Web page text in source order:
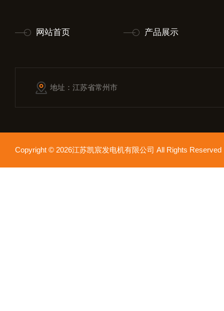
网站首页 产品展示
地址：江苏省常州市
Copyright © 2026江苏凯宸发电机有限公司 All Rights